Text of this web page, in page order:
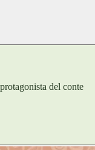
del conte